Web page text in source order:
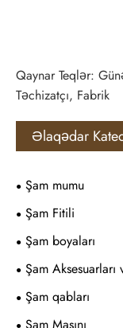
Qaynar Teqlər:
Təchizatçı, Fabrik
Əlaqədar
Şam mumu
Şam Fitili
Şam boyaları
Şam
Şam qabları
Şam Maşını